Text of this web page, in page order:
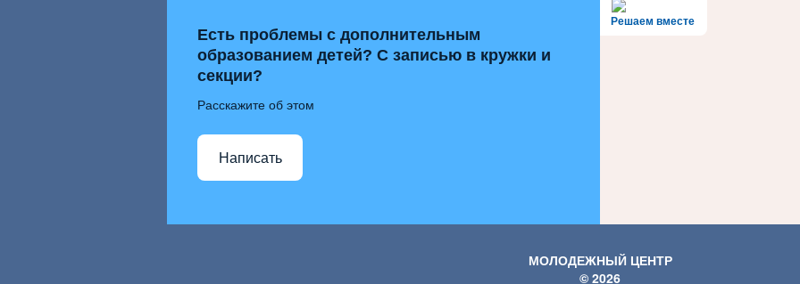
Решаем вместе
Есть проблемы с дополнительным
образованием детей? С записью в кружки и
секции?
Расскажите об этом
Написать
МОЛОДЕЖНЫЙ ЦЕНТР
© 2026